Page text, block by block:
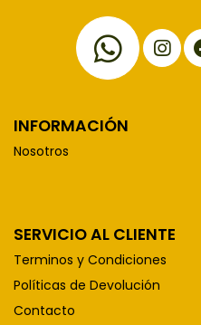
INFORMACIÓN
Nosotros
SERVICIO AL CLIENTE
Terminos y Condiciones
Políticas de Devolución
Contacto